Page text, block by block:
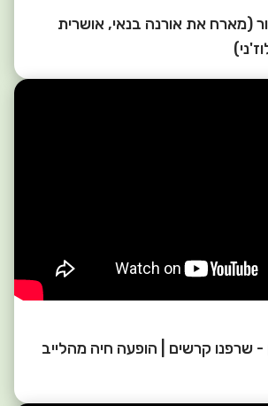
(מארח את אורנה בנאי, אושרית
- שרפנו קרשים | הופעה חיה מהלייב